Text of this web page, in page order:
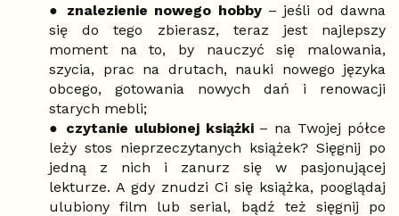
● znalezienie nowego hobby– jeśli od dawna
się do tego zbierasz, teraz jest najlepszy
moment na to, by nauczyć się malowania,
szycia, prac na drutach, nauki nowego języka
obcego, gotowania nowych dań i renowacji
starych mebli;
● czytanie ulubionej książki– na Twojej półce
leży stos nieprzeczytanych książek? Sięgnij po
jedną z nich i zanurz się w pasjonującej
lekturze. A gdy znudzi Ci się książka, pooglądaj
ulubiony film lub serial, bądź też sięgnij po